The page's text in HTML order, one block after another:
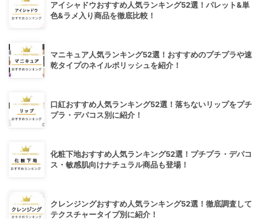
アイシャドウおすすめ人気ランキング52選！パレット&単
色&ラメ入り商品を徹底比較！
マニキュア人気ランキング52選！おすすめのプチプラや速
乾タイプのネイルポリッシュを紹介！
口紅おすすめ人気ランキング52選！落ちないリップをプチ
プラ・デパコス別に紹介！
化粧下地おすすめ人気ランキング52選！プチプラ・デパコ
ス・敏感肌向けナチュラル商品も登場！
クレンジングおすすめ人気ランキング52選！徹底調査して
テクスチャータイプ別に紹介！